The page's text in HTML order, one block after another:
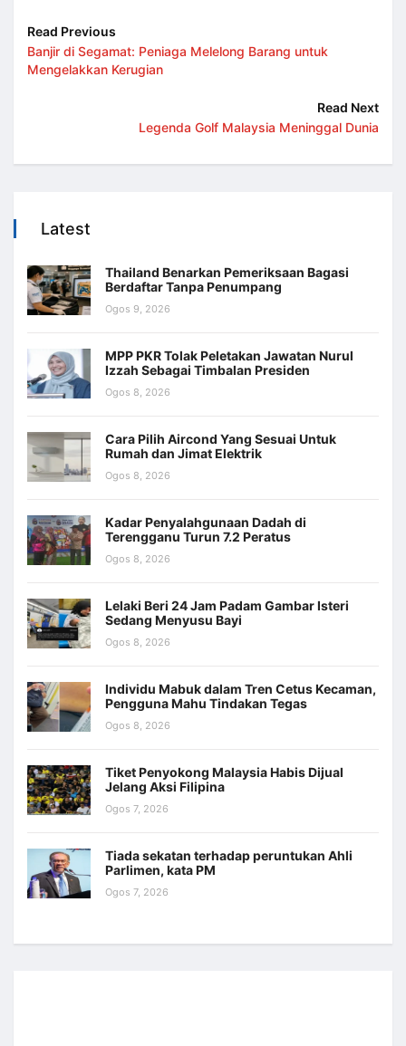
Read Previous
Banjir di Segamat: Peniaga Melelong Barang untuk
Mengelakkan Kerugian
Read Next
Legenda Golf Malaysia Meninggal Dunia
Latest
Thailand Benarkan Pemeriksaan Bagasi
Berdaftar Tanpa Penumpang
Ogos 9, 2026
MPP PKR Tolak Peletakan Jawatan Nurul
Izzah Sebagai Timbalan Presiden
Ogos 8, 2026
Cara Pilih Aircond Yang Sesuai Untuk
Rumah dan Jimat Elektrik
Ogos 8, 2026
Kadar Penyalahgunaan Dadah di
Terengganu Turun 7.2 Peratus
Ogos 8, 2026
Lelaki Beri 24 Jam Padam Gambar Isteri
Sedang Menyusu Bayi
Ogos 8, 2026
Individu Mabuk dalam Tren Cetus Kecaman,
Pengguna Mahu Tindakan Tegas
Ogos 8, 2026
Tiket Penyokong Malaysia Habis Dijual
Jelang Aksi Filipina
Ogos 7, 2026
Tiada sekatan terhadap peruntukan Ahli
Parlimen, kata PM
Ogos 7, 2026